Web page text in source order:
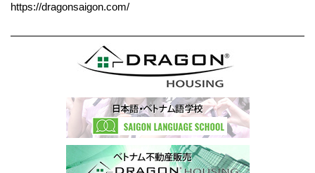
https://dragonsaigon.com/